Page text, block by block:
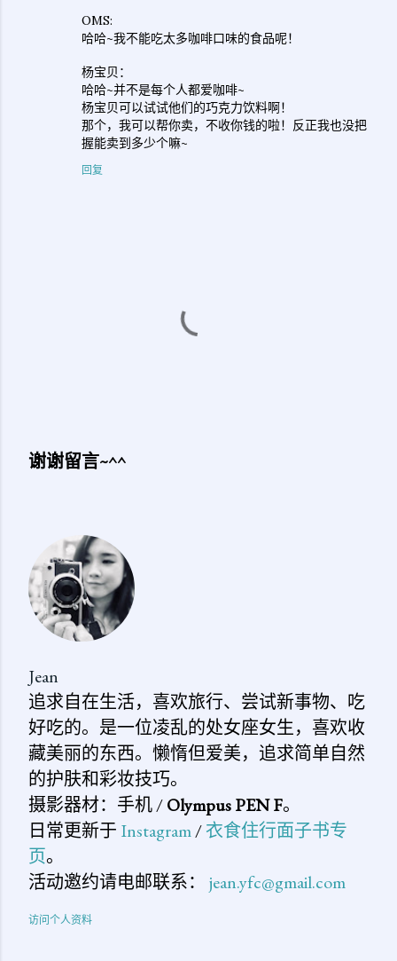
OMS:
哈哈~我不能吃太多咖啡口味的食品呢！
杨宝贝：
哈哈~并不是每个人都爱咖啡~
杨宝贝可以试试他们的巧克力饮料啊！
那个，我可以帮你卖，不收你钱的啦！反正我也没把
握能卖到多少个嘛~
回复
论
谢谢留言~^^
Jean
追求自在生活，喜欢旅行、尝试新事物、吃
好吃的。是一位凌乱的处女座女生，喜欢收
藏美丽的东西。懒惰但爱美，追求简单自然
的护肤和彩妆技巧。
摄影器材：手机 /Olympus PEN F。
日常更新于 Instagram/衣食住行面子书专
页。
活动邀约请电邮联系： jean.yfc@gmail.com
访问个人资料